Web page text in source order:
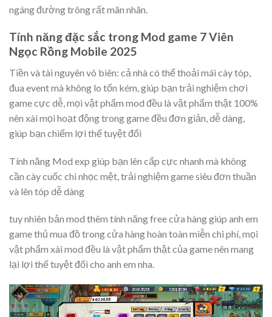
ngáng đường trông rất mãn nhãn.
Tính năng đặc sắc trong Mod game 7 Viên
Ngọc Rồng Mobile 2025
Tiền và tài nguyên vô biên: cả nhà có thể thoải mái cày tóp,
đua event mà không lo tốn kém, giúp bạn trải nghiệm chơi
game cực dễ, mọi vật phẩm mod đều là vật phẩm thật 100%
nên xài mọi hoạt động trong game đều đơn giản, dễ dàng,
giúp bạn chiếm lợi thế tuyệt đối
Tính năng Mod exp giúp bạn lên cấp cực nhanh mà không
cần cày cuốc chi nhọc mệt, trải nghiệm game siêu đơn thuần
và lên tóp dễ dàng
tuy nhiên bản mod thêm tính năng free cửa hàng giúp anh em
game thủ mua đồ trong cửa hàng hoàn toàn miễn chi phí, mọi
vật phẩm xài mod đều là vật phẩm thật của game nên mang
lại lợi thế tuyệt đối cho anh em nha.